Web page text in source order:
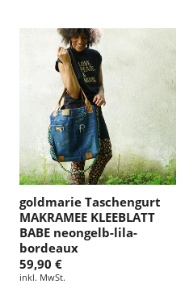
goldmarie Taschengurt
MAKRAMEE KLEEBLATT
BABE neongelb-lila-
bordeaux
59,90 €
inkl. MwSt.